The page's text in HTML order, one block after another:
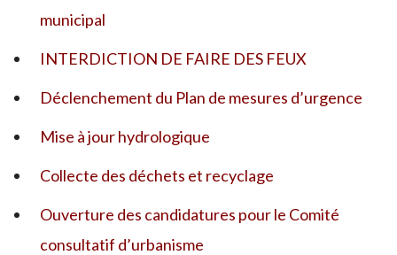
municipal
INTERDICTION DE FAIRE DES FEUX
Déclenchement du Plan de mesures d’urgence
Mise à jour hydrologique
Collecte des déchets et recyclage
Ouverture des candidatures pour le Comité
consultatif d’urbanisme